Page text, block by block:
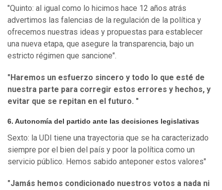
"Quinto: al igual como lo hicimos hace 12 años atrás
advertimos las falencias de la regulación de la política y
ofrecemos nuestras ideas y propuestas para establecer
una nueva etapa, que asegure la transparencia, bajo un
estricto régimen que sancione".
"Haremos un esfuerzo sincero y todo lo que esté de
nuestra parte para corregir estos errores y hechos, y
evitar que se repitan en el futuro. "
6. Autonomía del partido ante las decisiones legislativas
Sexto: la UDI tiene una trayectoria que se ha caracterizado
siempre por el bien del país y poor la política como un
servicio público. Hemos sabido anteponer estos valores"
"Jamás hemos condicionado nuestros votos a nada ni